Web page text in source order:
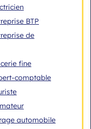
BTP
de
fine
comptable
automobile